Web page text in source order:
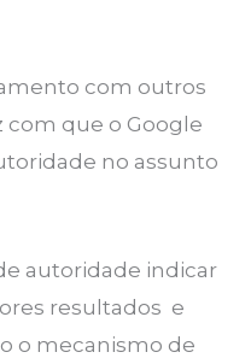
com outros
com que o Google
no assunto
autoridade indicar
resultados e
o mecanismo de